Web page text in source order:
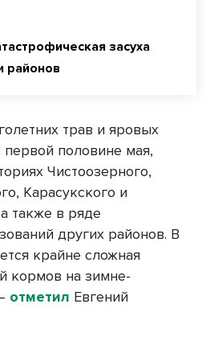
засуха
районов
трав и яровых
первой половине мая,
Чистоозерного,
Карасукского и
также в ряде
других районов. В
крайне сложная
кормов на зимне-
отметил Евгений